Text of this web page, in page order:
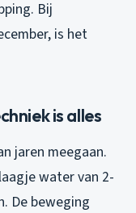
Bij
is het
is alles
jaren meegaan.
water van 2-
De beweging